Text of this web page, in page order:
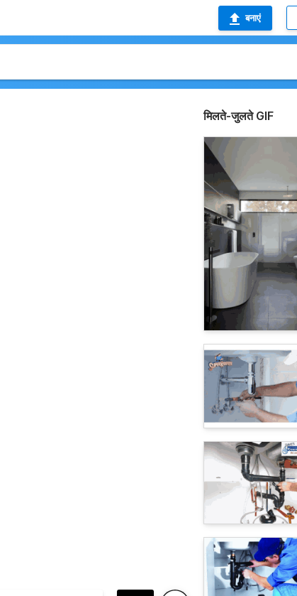
बनाएं
मिलते-जुलते GIF